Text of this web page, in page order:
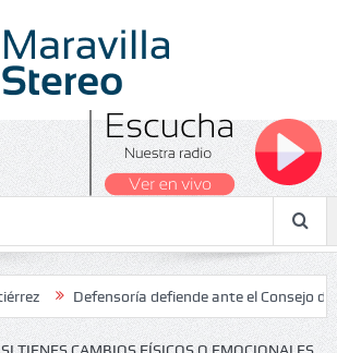
Defensoría defiende ante el Consejo de Estado